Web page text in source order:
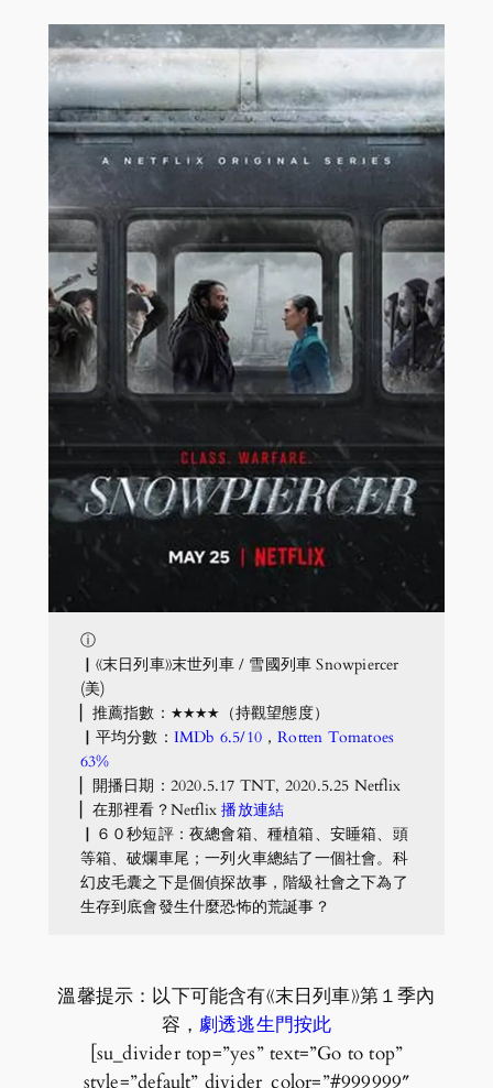
ⓘ
▏《末日列車》末世列車 / 雪國列車 Snowpiercer
(美)
▏推薦指數：★★★★（持觀望態度）
▏平均分數： IMDb 6.5/10 ，Rotten Tomatoes
63%
▏開播日期：2020.5.17 TNT, 2020.5.25 Netflix
▏在那裡看？Netflix播放連結
▏６０秒短評：夜總會箱、種植箱、安睡箱、頭
等箱、破爛車尾；一列火車總結了一個社會。科
幻皮毛囊之下是個偵探故事，階級社會之下為了
生存到底會發生什麼恐怖的荒誕事？
溫馨提示：以下可能含有《末日列車》第１季內
容， 劇透逃生門按此
[su_divider top=”yes” text=”Go to top”
style=”default” divider_color=”#999999″